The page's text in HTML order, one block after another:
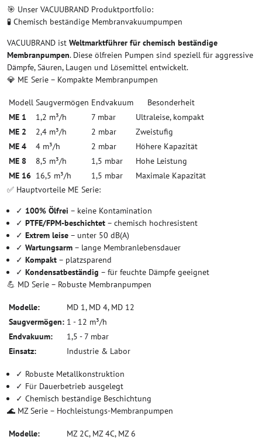
🎯 Unser VACUUBRAND Produktportfolio:
🧪 Chemisch beständige Membranvakuumpumpen
VACUUBRAND ist Weltmarktführer für chemisch beständige
Membranpumpen. Diese ölfreien Pumpen sind speziell für aggressive
Dämpfe, Säuren, Laugen und Lösemittel entwickelt.
💎 ME Serie – Kompakte Membranpumpen
Modell Saugvermögen Endvakuum
Besonderheit
ME 1
1,2 m³/h 7 mbar
Ultraleise, kompakt
ME 2
2,4 m³/h 2 mbar
Zweistufig
ME 4
4 m³/h 2 mbar
Höhere Kapazität
ME 8
8,5 m³/h 1,5 mbar
Hohe Leistung
ME 16 16,5 m³/h 1,5 mbar
Maximale Kapazität
✅ Hauptvorteile ME Serie:
✓ 100% Ölfrei – keine Kontamination
✓ PTFE/FPM-beschichtet – chemisch hochresistent
✓ Extrem leise – unter 50 dB(A)
✓ Wartungsarm – lange Membranlebensdauer
✓ Kompakt – platzsparend
✓ Kondensatbeständig – für feuchte Dämpfe geeignet
💪 MD Serie – Robuste Membranpumpen
Modelle:
MD 1, MD 4, MD 12
Saugvermögen: 1 - 12 m³/h
Endvakuum:
1,5 - 7 mbar
Einsatz:
Industrie & Labor
✓ Robuste Metallkonstruktion
✓ Für Dauerbetrieb ausgelegt
✓ Chemisch beständige Beschichtung
🌊 MZ Serie – Hochleistungs-Membranpumpen
Modelle:
MZ 2C, MZ 4C, MZ 6